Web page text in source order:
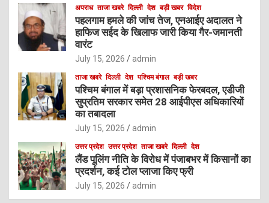
अपराध ताजा खबरे दिल्ली देश बड़ी खबर विदेश
पहलगाम हमले की जांच तेज, एनआईए अदालत ने
हाफिज सईद के खिलाफ जारी किया गैर-जमानती
वारंट
July 15, 2026 admin
ताजा खबरे दिल्ली देश पश्चिम बंगाल बड़ी खबर
पश्चिम बंगाल में बड़ा प्रशासनिक फेरबदल, एडीजी
सुप्रतिम सरकार समेत 28 आईपीएस अधिकारियों
का तबादला
July 15, 2026 admin
उत्तर प्रदेश उत्तर प्रदेश ताजा खबरे दिल्ली देश
लैंड पूलिंग नीति के विरोध में पंजाबभर में किसानों का
प्रदर्शन, कई टोल प्लाजा किए फ्री
July 15, 2026 admin